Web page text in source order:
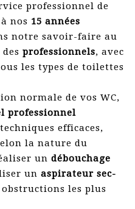
professionnel de
nos 15 années
notre savoir-faire au
professionnels, avec
les types de toilettes
normale de vos WC,
professionnel
efficaces,
la nature du
un débouchage
un aspirateur sec-
les plus